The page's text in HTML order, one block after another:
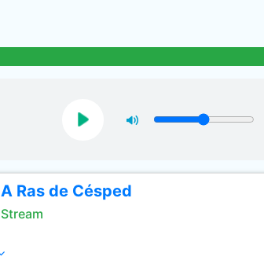
A Ras de Césped
Stream